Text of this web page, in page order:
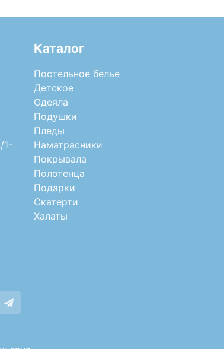
1-
Каталог
Постельное белье
Детское
Одеяла
Подушки
Пледы
Наматрасники
Покрывала
Полотенца
Подарки
Скатерти
Халаты